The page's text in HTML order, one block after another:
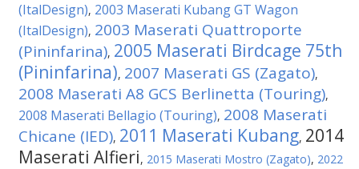
(ItalDesign), 2003 Maserati Kubang GT Wagon
(ItalDesign), 2003 Maserati Quattroporte
(Pininfarina), 2005 Maserati Birdcage 75th
(Pininfarina), 2007 Maserati GS (Zagato),
2008 Maserati A8 GCS Berlinetta (Touring),
2008 Maserati Bellagio (Touring), 2008 Maserati
Chicane (IED), 2011 Maserati Kubang, 2014
Maserati Alfieri, 2015 Maserati Mostro (Zagato), 2022